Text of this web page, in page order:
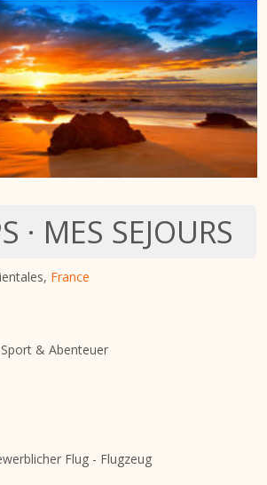
· MES SEJOURS
France
Sport & Abenteuer
Flug - Flugzeug